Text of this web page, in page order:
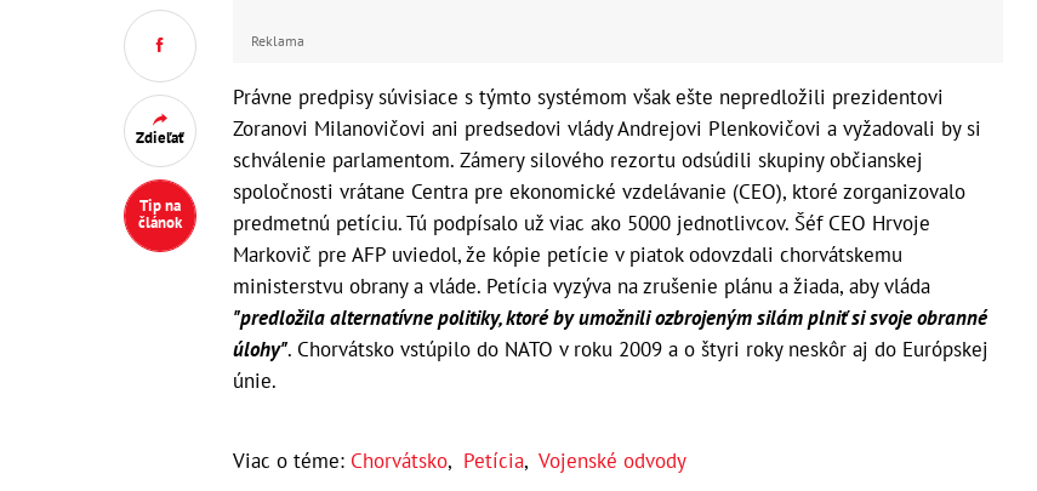
Zdieľať
Tip na
článok
Reklama
Právne predpisy súvisiace s týmto systémom však ešte nepredložili prezidentovi
Zoranovi Milanovičovi ani predsedovi vlády Andrejovi Plenkovičovi a vyžadovali by si
schválenie parlamentom. Zámery silového rezortu odsúdili skupiny občianskej
spoločnosti vrátane Centra pre ekonomické vzdelávanie (CEO), ktoré zorganizovalo
predmetnú petíciu. Tú podpísalo už viac ako 5000 jednotlivcov. Šéf CEO Hrvoje
Markovič pre AFP uviedol, že kópie petície v piatok odovzdali chorvátskemu
ministerstvu obrany a vláde. Petícia vyzýva na zrušenie plánu a žiada, aby vláda
"predložila alternatívne politiky, ktoré by umožnili ozbrojeným silám plniť si svoje obranné
úlohy". Chorvátsko vstúpilo do NATO v roku 2009 a o štyri roky neskôr aj do Európskej
únie.
Viac o téme: Chorvátsko, Petícia, Vojenské odvody